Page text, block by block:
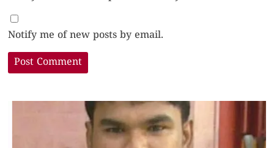
Notify me of new posts by email.